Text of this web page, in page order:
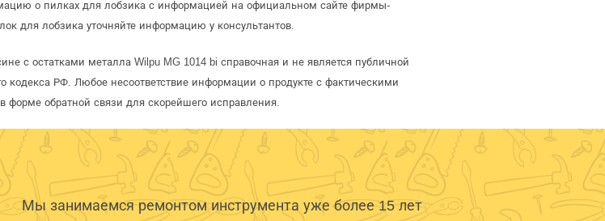
о пилках для лобзика с информацией на официальном сайте фирмы-
для лобзика уточняйте информацию у консультантов.
с остатками металла Wilpu MG 1014 bi справочная и не является публичной
РФ. Любое несоответствие информации о продукте с фактическими
форме обратной связи для скорейшего исправления.
Мы занимаемся ремонтом инструмента уже более 15 лет